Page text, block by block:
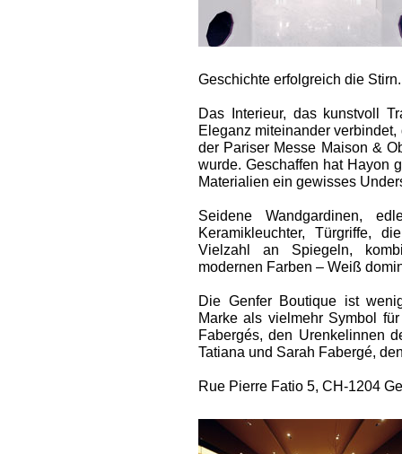
Geschichte erfolgreich die Stirn.
Das Interieur, das kunstvoll
Eleganz miteinander
der Pariser Messe Maison &
wurde. Geschaffen hat Hayon
Materialien ein gewisses
Seide­ne Wandgardinen,
Keramikleuchter, Türgriffe,
Vielzahl an Spiegeln,
modernen Farben – Weiß
Die Genfer Boutique ist
Marke als vielmehr Symbol
Fabergés, den Urenkelinnen
Tatiana und Sarah Fabergé,
Rue Pierre Fatio 5, CH-1204